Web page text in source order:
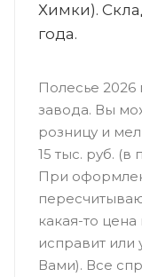
Химки).
года.
Полесье
завода. Вы
розницу и
15 тыс. руб.
При
какая-то
исправит или
Вами). Все